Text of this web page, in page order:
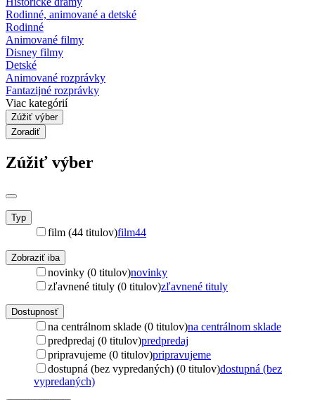
Rodinné, animované a detské
Rodinné
Animované filmy
Disney filmy
Detské
Animované rozprávky
Fantazijné rozprávky
Viac kategórií
Zúžiť výber
Zoradiť
Zúžiť výber
Typ
film (44 titulov)film44
Zobraziť iba
novinky (0 titulov)novinky
zľavnené tituly (0 titulov)zľavnené tituly
Dostupnosť
na centrálnom sklade (0 titulov)na centrálnom sklade
predpredaj (0 titulov)predpredaj
pripravujeme (0 titulov)pripravujeme
dostupná (bez vypredaných) (0 titulov)dostupná (bez
vypredaných)